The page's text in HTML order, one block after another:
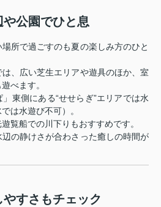
公園でひと息
所で過ごすのも夏の楽しみ方のひと
は、広い芝生エリアや遊具のほか、室
べます。
東側にある“せせらぎ”エリアでは水
は水遊び不可）。
覧船での川下りもおすすめです。
の静けさが合わさった癒しの時間が
すさもチェック